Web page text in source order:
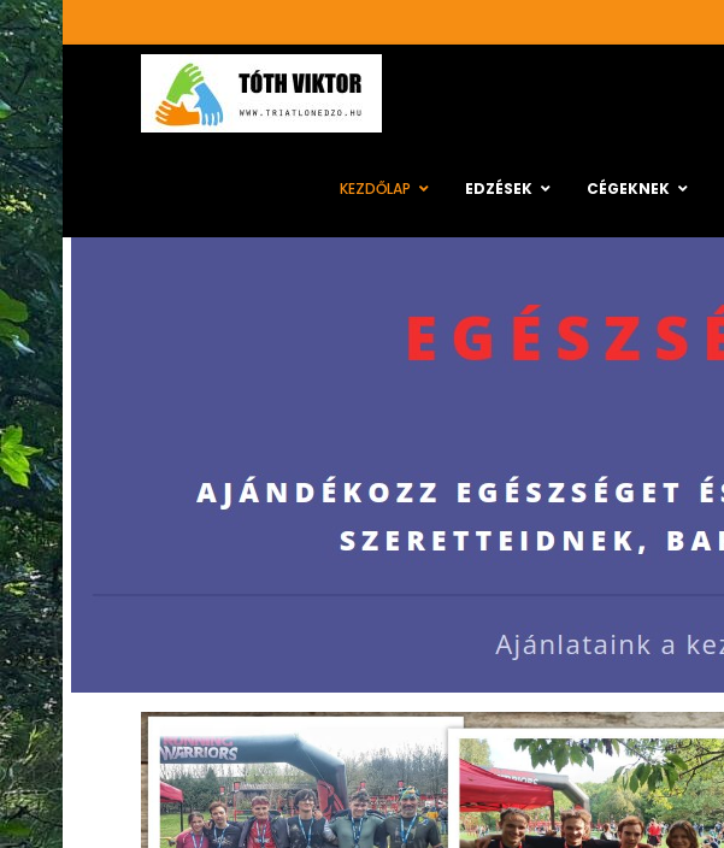
KEZDŐLAP EDZÉSEK CÉGEKNEK